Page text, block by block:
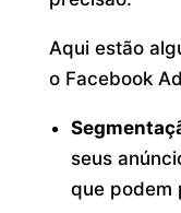
Aqui estão
o Facebook
seus
que podem